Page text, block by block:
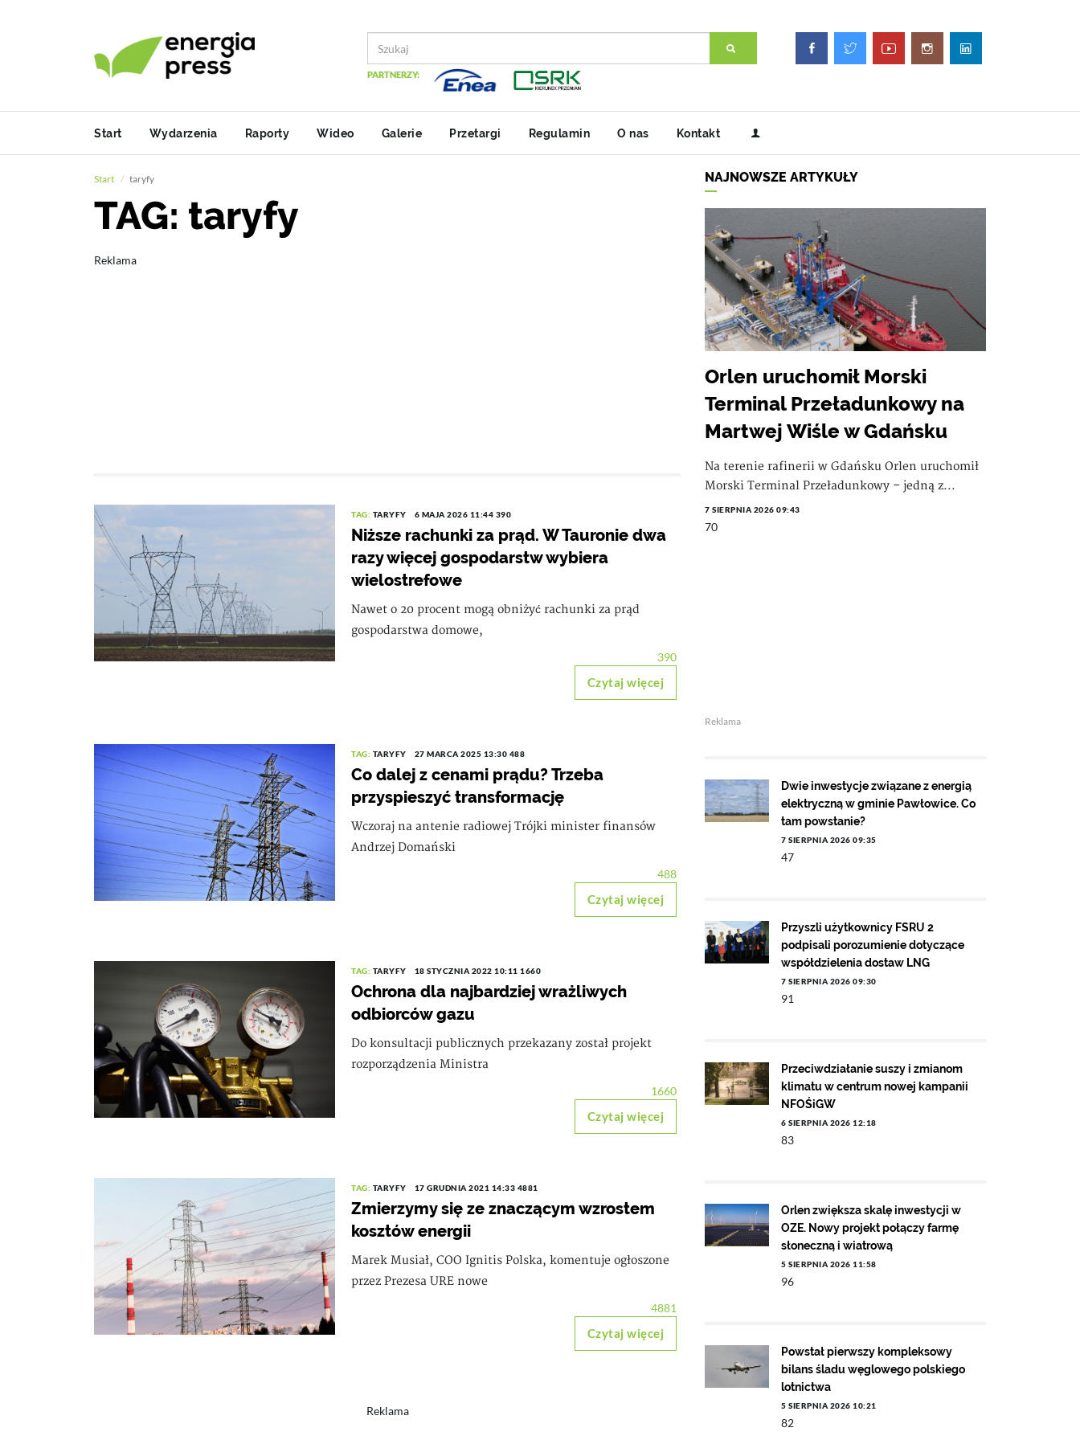
PARTNERZY:
Start Wydarzenia Raporty Wideo Galerie Przetargi Regulamin O nas Kontakt
Start taryfy
TAG: taryfy
Reklama
TAG: TARYFY 6 MAJA 2026 11:44 390
Niższe rachunki za prąd. W Tauronie dwa
razy więcej gospodarstw wybiera
wielostrefowe
Nawet o 20 procent mogą obniżyć rachunki za prąd
gospodarstwa domowe,
390
Czytaj więcej
TAG: TARYFY 27 MARCA 2025 13:30 488
Co dalej z cenami prądu? Trzeba
przyspieszyć transformację
Wczoraj na antenie radiowej Trójki minister finansów
Andrzej Domański
488
Czytaj więcej
TAG: TARYFY 18 STYCZNIA 2022 10:11 1660
Ochrona dla najbardziej wrażliwych
odbiorców gazu
Do konsultacji publicznych przekazany został projekt
rozporządzenia Ministra
1660
Czytaj więcej
TAG: TARYFY 17 GRUDNIA 2021 14:33 4881
Zmierzymy się ze znaczącym wzrostem
kosztów energii
Marek Musiał, COO Ignitis Polska, komentuje ogłoszone
przez Prezesa URE nowe
4881
Czytaj więcej
Reklama
NAJNOWSZE ARTYKUŁY
Orlen uruchomił Morski
Terminal Przeładunkowy na
Martwej Wiśle w Gdańsku
Na terenie rafinerii w Gdańsku Orlen uruchomił
Morski Terminal Przeładunkowy – jedną z...
7 SIERPNIA 2026 09:43
70
Reklama
Dwie inwestycje związane z energią
elektryczną w gminie Pawłowice. Co
tam powstanie?
7 SIERPNIA 2026 09:35
47
Przyszli użytkownicy FSRU 2
podpisali porozumienie dotyczące
współdzielenia dostaw LNG
7 SIERPNIA 2026 09:30
91
Przeciwdziałanie suszy i zmianom
klimatu w centrum nowej kampanii
NFOŚiGW
6 SIERPNIA 2026 12:18
83
Orlen zwiększa skalę inwestycji w
OZE. Nowy projekt połączy farmę
słoneczną i wiatrową
5 SIERPNIA 2026 11:58
96
Powstał pierwszy kompleksowy
bilans śladu węglowego polskiego
lotnictwa
5 SIERPNIA 2026 10:21
82